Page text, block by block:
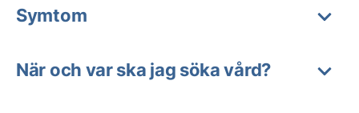
Symtom
När och var ska jag söka vård?